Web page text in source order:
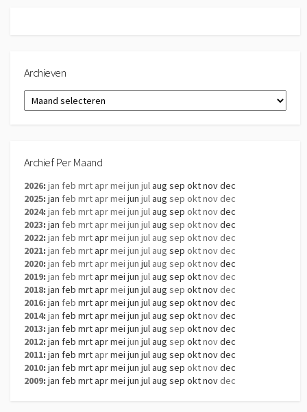
Archieven
Archieven
Archief Per Maand
2026: jan feb mrt aprmei jun julaug sep oktnovdec
2025: jan feb mrt aprmei jun julaug sep oktnov dec
2024: jan feb mrt aprmei jun julaug sep oktnovdec
2023: jan feb mrt aprmei jun julaug sep oktnovdec
2022: jan feb mrtaprmei jun jul aug sep oktnov dec
2021: jan feb mrtaprmei jun jul aug sep oktnov dec
2020: jan feb mrt aprmei jun jul aug sep oktnovdec
2019: jan feb mrtaprmei jun julaug sep oktnov dec
2018: jan feb mrtaprmei jun julaug sep oktnov dec
2016: jan feb mrtaprmei jun julaug sep oktnovdec
2014: jan feb mrtaprmei jun julaug sep oktnovdec
2013: jan feb mrtaprmei jun julaug sep oktnovdec
2012: jan feb mrtaprmei jun julaug sep oktnovdec
2011: jan feb mrt aprmei jun julaug sep oktnovdec
2010: jan feb mrtaprmei jun julaug sep oktnovdec
2009: jan feb mrtaprmei jun julaug sep oktnov dec